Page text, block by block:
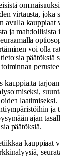
virtausta, joka
avulla kauppiaat
ja mahdollisista
voi olla
päätöksiä
kauppiaita
ja
ajan
​​päätöksiä.
kauppiaat